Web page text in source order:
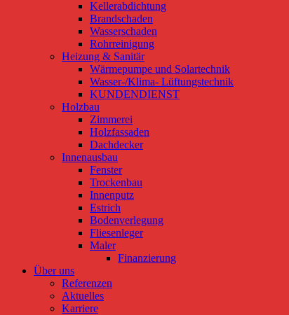
Kellerabdichtung
Brandschaden
Wasserschaden
Rohrreinigung
Heizung & Sanitär
Wärmepumpe und Solartechnik
Wasser-/Klima- Lüftungstechnik
KUNDENDIENST
Holzbau
Zimmerei
Holzfassaden
Dachdecker
Innenausbau
Fenster
Trockenbau
Innenputz
Estrich
Bodenverlegung
Fliesenleger
Maler
Finanzierung
Über uns
Referenzen
Aktuelles
Karriere